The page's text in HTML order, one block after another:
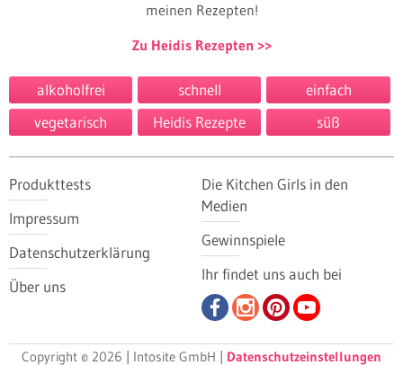
meinen Rezepten!
Zu Heidis Rezepten
alkoholfrei schnell
einfach
vegetarisch
Heidis Rezepte süß
Produkttests
Impressum
Datenschutzerklärung
Über uns
Die Kitchen Girls in den
Medien
Gewinnspiele
Ihr findet uns auch bei
Copyright © 2026 | Intosite GmbH | Datenschutzeinstellungen